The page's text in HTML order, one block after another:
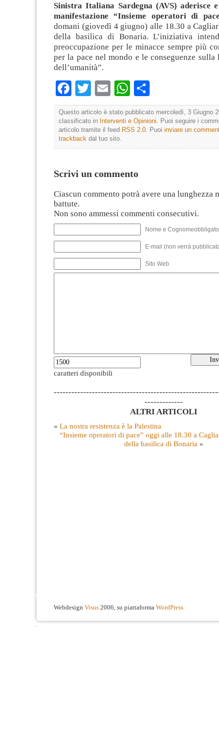
Sinistra Italiana Sardegna (AVS) aderisce
manifestazione “Insieme operatori di
domani (giovedì 4 giugno) alle 18.30 a
della basilica di Bonaria. L’iniziativa
preoccupazione per le minacce sempre più
per la pace nel mondo e le conseguenze
dell’umanità”.
Facebook
TwitterEmailWhatsApp
Questo articolo è stato pubblicato mercoledì, 3 Giugno
classificato in Interventi e Opinioni . Puoi seguire i
articolo tramite il feed RSS 2.0 . Puoi inviare un
trackback dal tuo sito.
Scrivi un commento
Ciascun commento potrà avere una lunghezza
battute.
Non sono ammessi commenti consecutivi.
Nome e
E-mail (non verrà
Sito Web
caratteri disponibili
-------------
ALTRI ARTICOLI
« La nostra resistenza è la Palestina
“Insieme operatori di pace” oggi alle 18.30 a
della basilica di Bonaria »
Webdesign Visus 2006, su piattaforma WordPress